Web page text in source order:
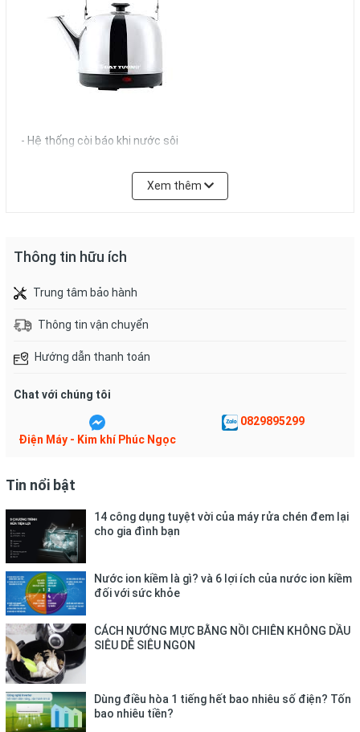
- Hệ thống còi báo khi nước sôi
- Thân ấm inox ngoại nhập, an toàn trong mọi nguồn nước.
- Có còi báo khi nước sôi trên nắp vung.
Phích cắm 2 chân bằng đồng, chân cắm Ø 4.2mm, tránh mô-
ve khi sử dụng
sôi.
Xem thêm
Thông tin hữu ích
Trung tâm bảo hành
Thông tin vận chuyển
Hướng dẫn thanh toán
Chat với chúng tôi
Điện Máy - Kim khí Phúc Ngọc
0829895299
Tin nổi bật
14 công dụng tuyệt vời của máy rửa chén đem lại
cho gia đình bạn
Nước ion kiềm là gì? và 6 lợi ích của nước ion kiềm
đối với sức khỏe
CÁCH NƯỚNG MỰC BẰNG NỒI CHIÊN KHÔNG DẦU
SIÊU DỄ SIÊU NGON
Dùng điều hòa 1 tiếng hết bao nhiêu số điện? Tốn
bao nhiêu tiền?